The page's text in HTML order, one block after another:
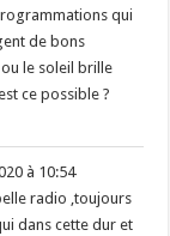
qui
de bons
le soleil brille
ce possible ?
à 10:54
radio ,toujours
dans cette dur et